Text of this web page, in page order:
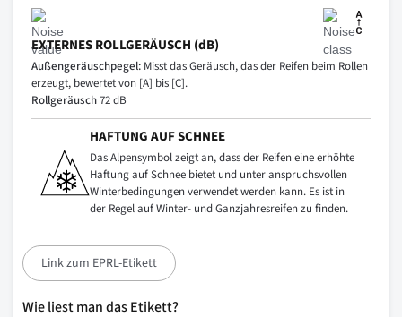
EXTERNES ROLLGERÄUSCH (dB)
Außengeräuschpegel: Misst das Geräusch, das der Reifen beim Rollen
erzeugt, bewertet von [A] bis [C].
Rollgeräusch72 dB
HAFTUNG AUF SCHNEE
Das Alpensymbol zeigt an, dass der Reifen eine erhöhte
Haftung auf Schnee bietet und unter anspruchsvollen
Winterbedingungen verwendet werden kann. Es ist in
der Regel auf Winter- und Ganzjahresreifen zu finden.
Link zum EPRL-Etikett
Wie liest man das Etikett?